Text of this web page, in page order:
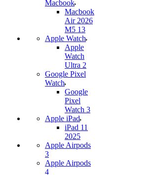
Macbook
Macbook
Air 2026
M5 13
Apple Watch
Apple
Watch
Ultra 2
Google Pixel
Watch
Google
Pixel
Watch 3
Apple iPad
iPad 11
2025
Apple Airpods
3
Apple Airpods
4